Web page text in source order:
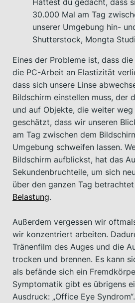
30.000 Mal am Tag
unserer Umgebung hin-
Shutterstock, Mongta
Eines der Probleme ist, dass
die PC-Arbeit an Elastizität
dass sich unsere Linse
Bildschirm einstellen muss, der
und auf Objekte, die weiter weg
geschätzt, dass wir unseren
am Tag zwischen dem
Umgebung schweifen lassen.
Bildschirm aufblickst, hat das
Sekundenbruchteile, um sich
über den ganzen Tag
Belastung.
Außerdem vergessen wir
wir konzentriert arbeiten.
Tränenfilm des Auges und die
trocken und brennen. Es kann
als befände sich ein
Symptomatik gibt es übrigens
Ausdruck: „Office Eye